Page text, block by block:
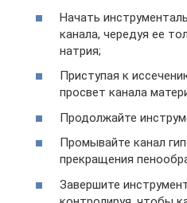
Начать
канала, чередуя ее
натрия;
Приступая к
просвет канала
Продолжайте
Промывайте канал
прекращения
Завершите